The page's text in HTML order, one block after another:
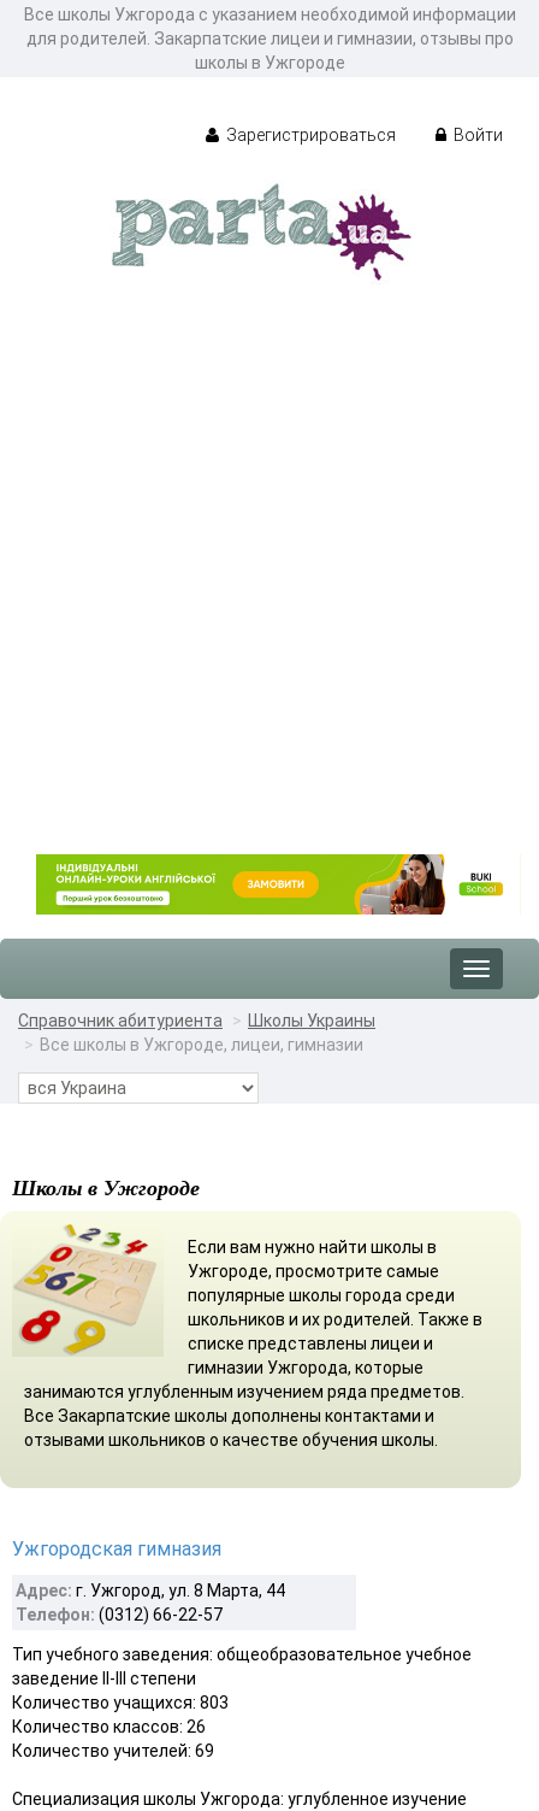
Все школы Ужгорода с указанием необходимой информации
для родителей. Закарпатские лицеи и гимназии, отзывы про
школы в Ужгороде
Зарегистрироваться Войти
Toggle
Справочник абитуриента
Школы Украины
Все школы в Ужгороде, лицеи, гимназии
Школы в Ужгороде
Если вам нужно найти школы в
Ужгороде, просмотрите самые
популярные школы города среди
школьников и их родителей. Также в
списке представлены лицеи и
гимназии Ужгорода, которые
занимаются углубленным изучением ряда предметов.
Все Закарпатские школы дополнены контактами и
отзывами школьников о качестве обучения школы.
Ужгородская гимназия
Адрес: г. Ужгород, ул. 8 Марта, 44
Телефон: (0312) 66-22-57
Тип учебного заведения: общеобразовательное учебное
заведение II-III степени
Количество учащихся: 803
Количество классов: 26
Количество учителей: 69
Специализация школы Ужгорода: углубленное изучение